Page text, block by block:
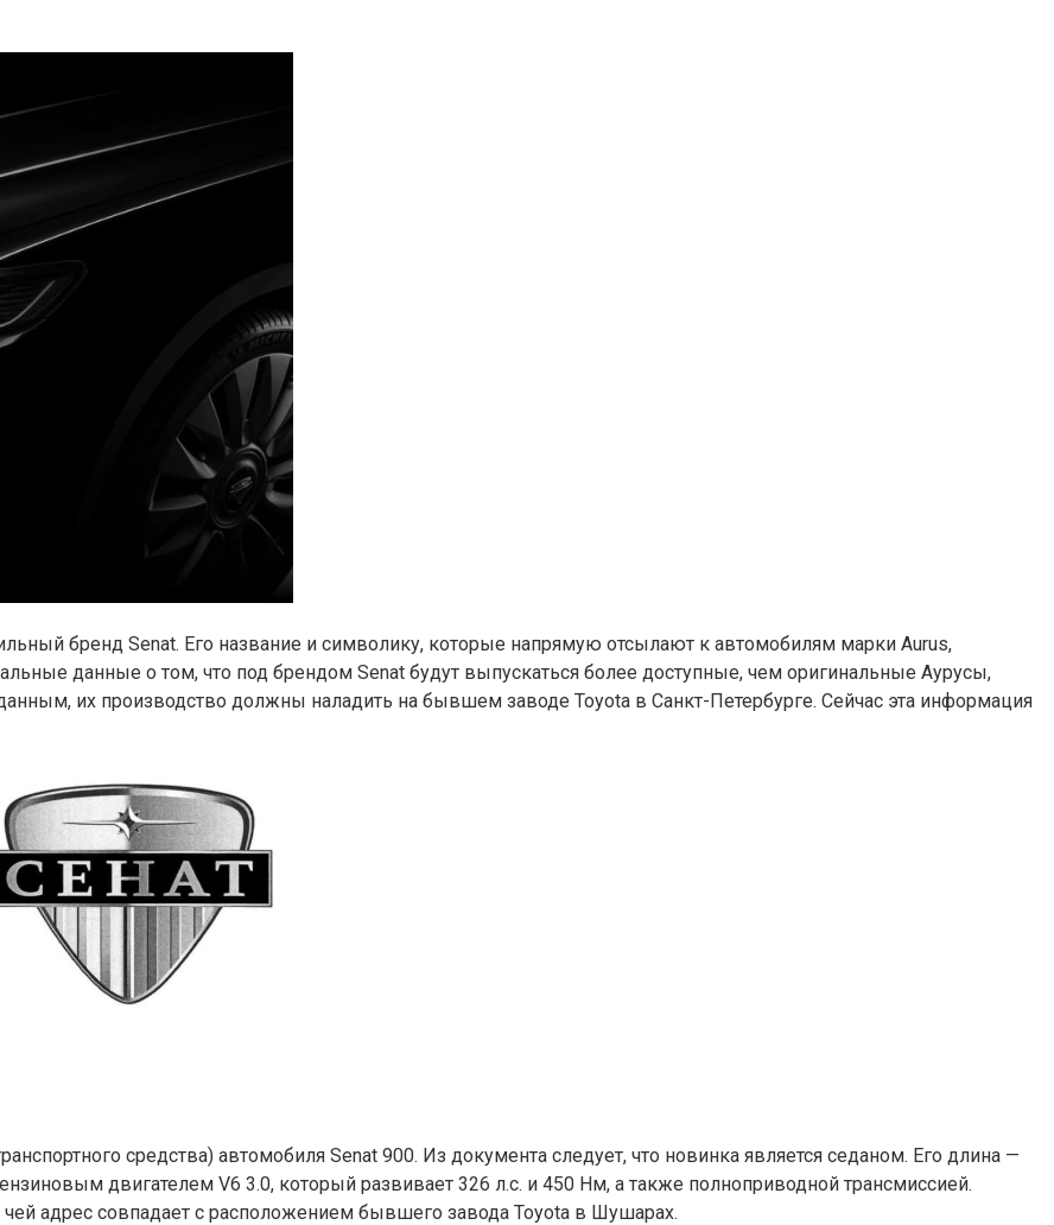
бренд Senat. Его название и символику, которые напрямую отсылают к автомобилям марки Aurus,
данные о том, что под брендом Senat будут выпускаться более доступные, чем оригинальные Аурусы,
их производство должны наладить на бывшем заводе Toyota в Санкт-Петербурге. Сейчас эта информация
средства) автомобиля Senat 900. Из документа следует, что новинка является седаном. Его длина —
двигателем V6 3.0, который развивает 326 л.с. и 450 Нм, а также полноприводной трансмиссией.
адрес совпадает с расположением бывшего завода Toyota в Шушарах.